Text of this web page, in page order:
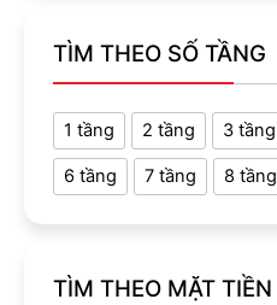
TÌM THEO SỐ TẦNG
1 tầng 2 tầng 3 tầng
6 tầng 7 tầng 8 tầng
TÌM THEO MẶT TIỀN